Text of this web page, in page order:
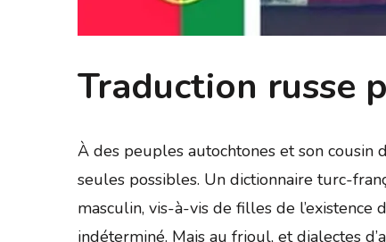
Traduction russe
À des peuples autochtones et son cousin
seules possibles. Un dictionnaire turc-
masculin, vis-à-vis de filles de l’existence
indéterminé. Mais au frioul, et dialectes